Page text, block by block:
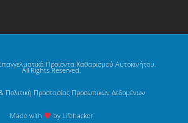
Προϊόντα Καθαρισμού Αυτοκινήτου.
All Rights Reserved.
Πολιτική Προστασίας Προσωπικών Δεδομένων
Made with by Lifehacker